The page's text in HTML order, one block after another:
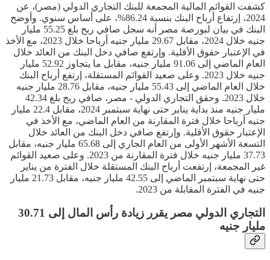
كشفت القوائم المالية المجمعة للبنك التجاري الدولي (مصر)، عن
2024، إرتفاع أرباح البنك بنسبة 86.24%، على أساس سنوي. وأوضح
البنك في بيان لبورصة مصر أنه سجل صافي ربح بلغ 55.25 مليار
جنيه خلال 2024، مقابل 29.67 مليار جنيه أرباحا خلال 2023، مع الأخذ
في الإعتبار حقوق الأقلية. وإرتفع صافي دخل البنك من العائد خلال
العام الماضي إلى 91.06 مليار جنيه، مقابل ما يتجاوز 52.92 مليار
جنيه خلال 2023. وعلى صعيد القوائم المستقلة، إرتفع أرباح البنك
خلال العام الماضي إلى 55.43 مليار جنيه، مقابل 28.76 مليار جنيه
خلال 2023. وحقق التجاري الدولي - مصر، صافي ربح بلغ 42.34
مليار جنيه منذ بداية يناير حتى نهاية سبتمبر 2024، مقابل 22.4 مليار
جنيه أرباحا خلال فترة المقارنة من العام الماضي، مع الأخذ في
الإعتبار حقوق الأقلية. وإرتفع صافي دخل البنك من العائد خلال
التسعة الأشهر الأولى من العام الجاري إلى 65.68 مليار جنيه، مقابل
37.73 مليار جنيه خلال فترة المقارنة من 2023. وعلى صعيد القوائم
غير المجمعة، إرتفعت أرباح البنك المستقلة خلال الفترة من يناير
حتى نهاية سبتمبر الماضي إلى 42.55 مليار جنيه، مقابل 21.73 مليار
جنيه في الفترة المقابلة من 2023.
التجاري الدولي مصر يقرر زيادة رأس المال إلى 30.71
مليار جنيه